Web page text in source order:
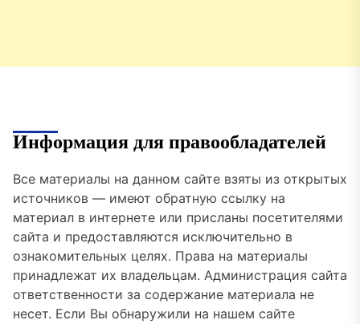
Информация для правообладателей
Все материалы на данном сайте взяты из открытых
источников — имеют обратную ссылку на
материал в интернете или присланы посетителями
сайта и предоставляются исключительно в
ознакомительных целях. Права на материалы
принадлежат их владельцам. Администрация сайта
ответственности за содержание материала не
несет. Если Вы обнаружили на нашем сайте